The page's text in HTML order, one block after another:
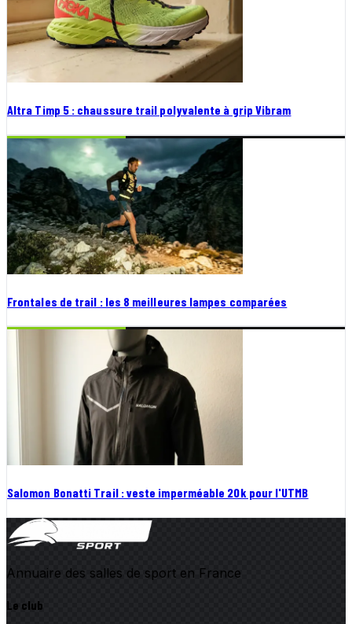
Altra Timp 5 : chaussure trail polyvalente à grip Vibram
Frontales de trail : les 8 meilleures lampes comparées
Salomon Bonatti Trail : veste imperméable 20k pour l'UTMB
Annuaire des salles de sport en France
Le club